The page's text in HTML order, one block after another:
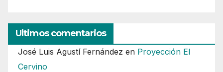
Ultimos comentarios
José Luis Agustí Fernández en Proyección El
Cervino